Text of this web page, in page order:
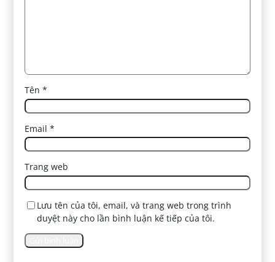
Tên*
Email*
Trang web
Lưu tên của tôi, email, và trang web trong trình
duyệt này cho lần bình luận kế tiếp của tôi.